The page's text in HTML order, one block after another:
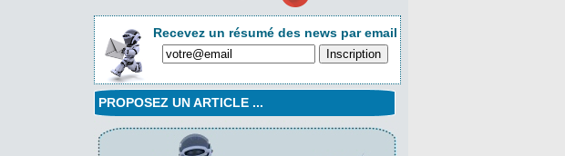
Recevez un résumé des news par email
PROPOSEZ UN ARTICLE ...